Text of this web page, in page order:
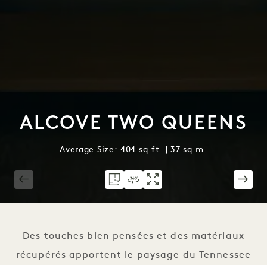
ALCOVE TWO QUEENS
Average Size: 404 sq.ft. | 37 sq.m.
Des touches bien pensées et des matériaux
récupérés apportent le paysage du Tennessee